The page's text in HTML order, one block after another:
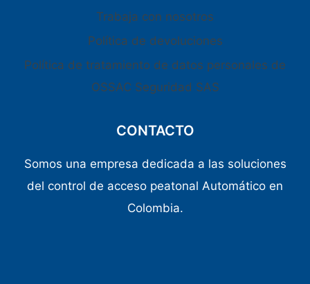
Trabaja con nosotros
Política de devoluciones
Política de tratamiento de datos personales de
OSSAC Seguridad SAS
CONTACTO
Somos una empresa dedicada a las soluciones
del control de acceso peatonal Automático en
Colombia.